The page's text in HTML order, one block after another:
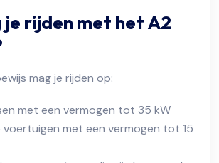
rijden met het A2
mag je rijden op:
met een vermogen tot 35 kW
voertuigen met een vermogen tot 15